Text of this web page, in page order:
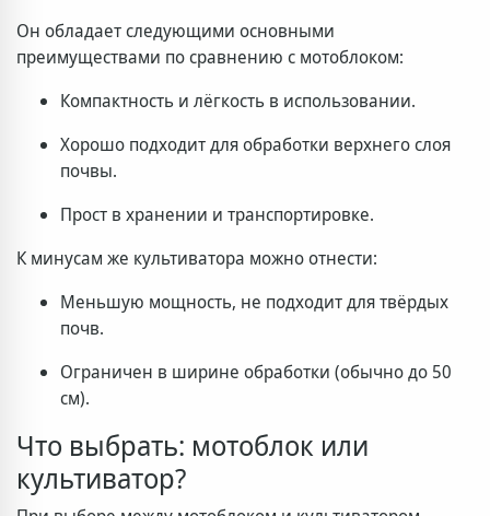
Он обладает следующими основными
преимуществами по сравнению с мотоблоком:
Компактность и лёгкость в использовании.
Хорошо подходит для обработки верхнего слоя
почвы.
Прост в хранении и транспортировке.
К минусам же культиватора можно отнести:
Меньшую мощность, не подходит для твёрдых
почв.
Ограничен в ширине обработки (обычно до 50
см).
Что выбрать: мотоблок или
культиватор?